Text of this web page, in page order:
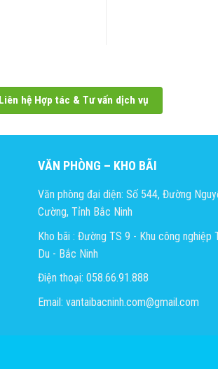
Liên hệ Hợp tác & Tư vấn dịch vụ
VĂN PHÒNG – KHO BÃI
Văn phòng đại diện: Số 544, Đường
Cường, Tỉnh Bắc Ninh
Kho bãi : Đường TS 9 - Khu công nghiệp
Du - Bắc Ninh
Điện thoại: 058.66.91.888
Email: vantaibacninh.com@gmail.com